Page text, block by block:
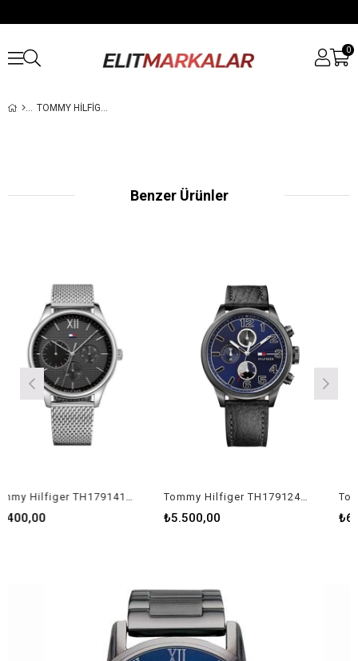
0
TOMMY HILFIGER TH1791456 ERKEK KOL SAATI
Benzer Ürünler
Tommy Hilfiger TH1791415 Erkek Kol Saati Tommy Hilfiger TH1791241 Erkek Kol Saati
₺5.500,00 ₺6.000,00